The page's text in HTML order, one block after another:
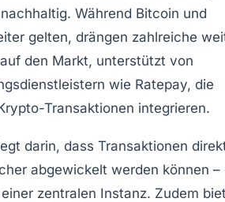
Während Bitcoin und
gelten, drängen zahlreiche
den Markt, unterstützt von
wie Ratepay, die
Transaktionen integrieren.
darin, dass Transaktionen
abgewickelt werden können –
zentralen Instanz. Zudem